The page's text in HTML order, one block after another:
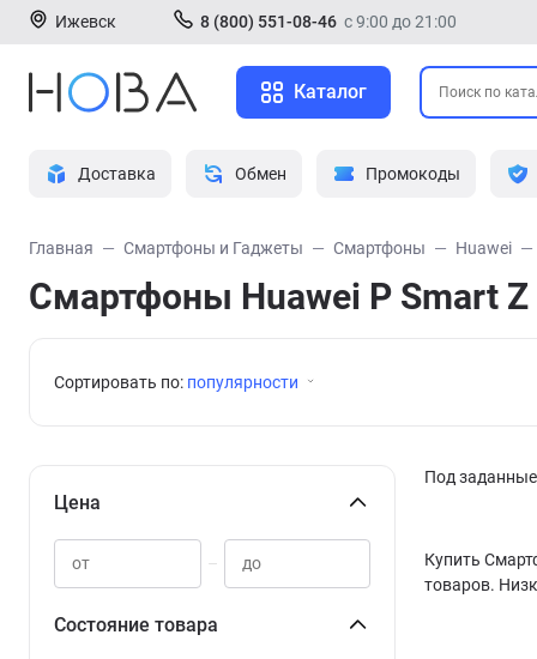
Ижевск 8 (800) 551-08-46 с 9:00 до 21:00
Каталог
Доставка Обмен Промокоды
Главная Смартфоны и Гаджеты Смартфоны Huawei
Смартфоны Huawei P Smart Z
Сортировать по: популярности
Цена
–
Состояние товара
Под
Купить
товаров.